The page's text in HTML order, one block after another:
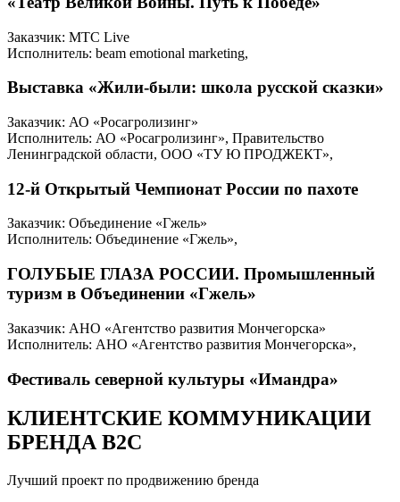
Заказчик: МТС Live
Исполнитель: beam emotional marketing,
Выставка «Жили-были: школа русской сказки»
Заказчик: АО «Росагролизинг»
Исполнитель: АО «Росагролизинг», Правительство
Ленинградской области, ООО «ТУ Ю ПРОДЖЕКТ»,
12-й Открытый Чемпионат России по пахоте
Заказчик: Объединение «Гжель»
Исполнитель: Объединение «Гжель»,
ГОЛУБЫЕ ГЛАЗА РОССИИ. Промышленный
туризм в Объединении «Гжель»
Заказчик: АНО «Агентство развития Мончегорска»
Исполнитель: АНО «Агентство развития Мончегорска»,
Фестиваль северной культуры «Имандра»
КЛИЕНТСКИЕ КОММУНИКАЦИИ
БРЕНДА B2C
Лучший проект по продвижению бренда